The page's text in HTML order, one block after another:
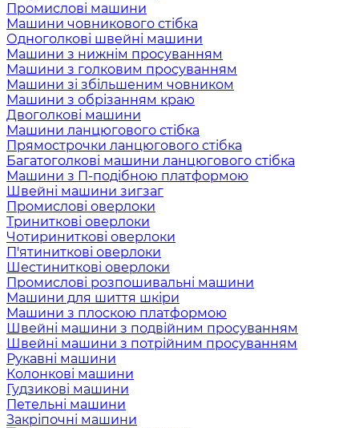
Промислові машини
Машини човникового стібка
Одноголкові швейні машини
Машини з нижнім просуванням
Машини з голковим просуванням
Машини зі збільшеним човником
Машини з обрізанням краю
Двоголкові машини
Машини ланцюгового стібка
Прямострочки ланцюгового стібка
Багатоголкові машини ланцюгового стібка
Машини з П-подібною платформою
Швейні машини зигзаг
Промислові оверлоки
Триниткові оверлоки
Чотириниткові оверлоки
П'ятиниткові оверлоки
Шестиниткові оверлоки
Промислові розпошивальні машини
Машини для шиття шкіри
Машини з плоскою платформою
Швейні машини з подвійним просуванням
Швейні машини з потрійним просуванням
Рукавні машини
Колонкові машини
Гудзикові машини
Петельні машини
Закріпочні машини